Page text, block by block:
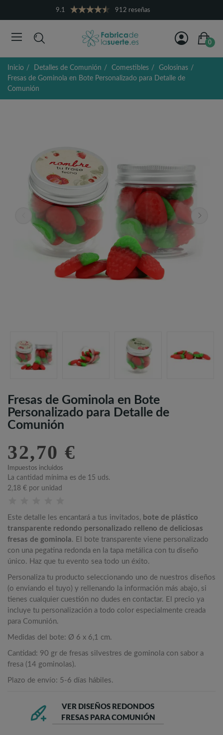
9.1 912 reseñas
0
Inicio Detalles de Comunión Comestibles
Golosinas
Fresas de Gominola en Bote Personalizado para Detalle de
Comunión
Fresas de Gominola en Bote
Personalizado para Detalle de
Comunión
32,70 €
Impuestos incluidos
La cantidad mínima es de 15 uds.
2,18 € por unidad
Este detalle les encantará a tus invitados, bote de plástico
transparente redondo personalizado relleno de deliciosas
fresas de gominola. El bote transparente viene personalizado
con una pegatina redonda en la tapa metálica con tu diseño
único. Haz que tu evento sea todo un éxito.
Personaliza tu producto seleccionando uno de nuestros diseños
(o enviando el tuyo) y rellenando la información más abajo, si
tienes cualquier cuestión no dudes en contactar. El precio ya
incluye tu personalización a todo color especialmente creada
para Comunión.
Medidas del bote: Ø 6 x 6,1 cm.
Cantidad: 90 gr de fresas silvestres de gominola con sabor a
fresa (14 gominolas).
Plazo de envío: 5-6 días hábiles.
VER DISEÑOS REDONDOS
FRESAS PARA COMUNIÓN